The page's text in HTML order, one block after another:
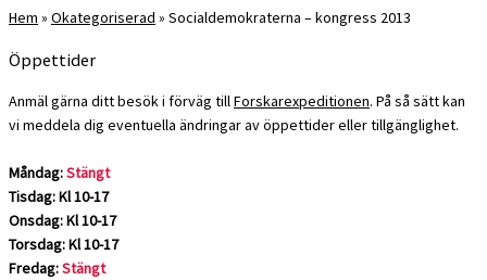
Hem » Okategoriserad » Socialdemokraterna – kongress 2013
Öppettider
Anmäl gärna ditt besök i förväg tillForskarexpeditionen. På så sätt kan
vi meddela dig eventuella ändringar av öppettider eller tillgänglighet.
Måndag:Stängt
Tisdag: Kl 10-17
Onsdag: Kl 10-17
Torsdag: Kl 10-17
Fredag:Stängt